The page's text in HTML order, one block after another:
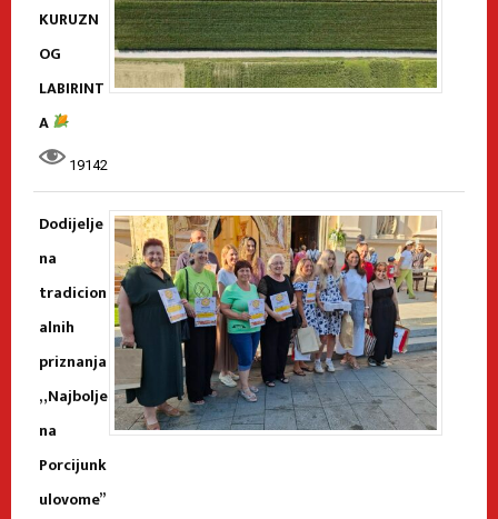
KURUZN
OG
LABIRINT
A
19142
Dodijelje
na
tradicion
alnih
priznanja
„Najbolje
na
Porcijunk
ulovome”